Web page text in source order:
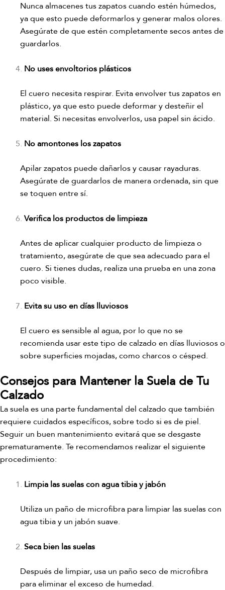
Nunca almacenes tus zapatos cuando estén húmedos,
ya que esto puede deformarlos y generar malos olores.
Asegúrate de que estén completamente secos antes de
guardarlos.
No uses envoltorios plásticos
El cuero necesita respirar. Evita envolver tus zapatos en
plástico, ya que esto puede deformar y desteñir el
material. Si necesitas envolverlos, usa papel sin ácido.
No amontones los zapatos
Apilar zapatos puede dañarlos y causar rayaduras.
Asegúrate de guardarlos de manera ordenada, sin que
se toquen entre sí.
Verifica los productos de limpieza
Antes de aplicar cualquier producto de limpieza o
tratamiento, asegúrate de que sea adecuado para el
cuero. Si tienes dudas, realiza una prueba en una zona
poco visible.
Evita su uso en días lluviosos
El cuero es sensible al agua, por lo que no se
recomienda usar este tipo de calzado en días lluviosos o
sobre superficies mojadas, como charcos o césped.
Consejos para Mantener la Suela de Tu
Calzado
La suela es una parte fundamental del calzado que también
requiere cuidados específicos, sobre todo si es de piel.
Seguir un buen mantenimiento evitará que se desgaste
prematuramente. Te recomendamos realizar el siguiente
procedimiento:
Limpia las suelas con agua tibia y jabón
Utiliza un paño de microfibra para limpiar las suelas con
agua tibia y un jabón suave.
Seca bien las suelas
Después de limpiar, usa un paño seco de microfibra
para eliminar el exceso de humedad.